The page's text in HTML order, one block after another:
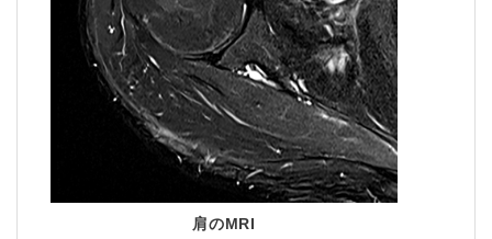
肩のMRI